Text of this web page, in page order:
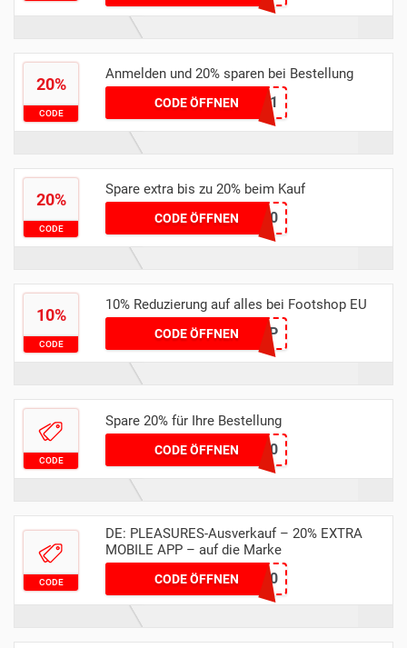
20%
CODE
Anmelden und 20% sparen bei Bestellung
CODE ÖFFNEN298121
20%
CODE
Spare extra bis zu 20% beim Kauf
CODE ÖFFNENDIESEL20
10%
CODE
10% Reduzierung auf alles bei Footshop EU
CODE ÖFFNEN
COUPHU10FTSHP
CODE
Spare 20% für Ihre Bestellung
CODE ÖFFNENVEJA20
CODE
DE: PLEASURES-Ausverkauf – 20% EXTRA
MOBILE APP – auf die Marke
CODE ÖFFNENPLEAS20